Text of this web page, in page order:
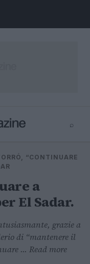
⌕
⌕ ×
“CONTINUARE
a
El Sadar.
grazie a
di “mantenere il
... Read more